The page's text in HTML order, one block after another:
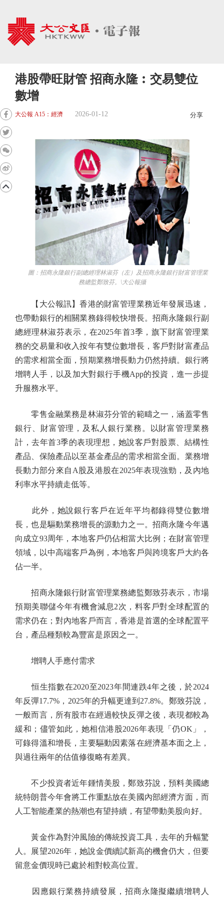
港股帶旺財管 招商永隆︰交易雙位
數增
大公報 A15：經濟 2026-01-12 分享
圖：招商永隆銀行副總經理林淑芬（左）及招商永隆銀行財富管理業
務總監鄭致芬。\大公報攝
【大公報訊】香港的財富管理業務近年發展迅速，
也帶動銀行的相關業務錄得較快增長。招商永隆銀行副
總經理林淑芬表示，在2025年首3季，旗下財富管理業
務的交易量和收入按年有雙位數增長，客戶對財富產品
的需求相當全面，預期業務增長動力仍然持續。銀行將
增聘人手，以及加大對銀行手機App的投資，進一步提
升服務水平。
零售金融業務是林淑芬分管的範疇之一，涵蓋零售
銀行、財富管理，及私人銀行業務。以財富管理業務
計，去年首3季的表現理想，她說客戶對股票、結構性
產品、保險產品以至基金產品的需求相當全面。業務增
長動力部分來自A股及港股在2025年表現強勁，及內地
利率水平持續走低等。
此外，她說銀行客戶在近年平均都錄得雙位數增
長，也是驅動業務增長的源動力之一。招商永隆今年邁
向成立93周年，本地客戶仍佔相當大比例；在財富管理
領域，以中高端客戶為例，本地客戶與跨境客戶大約各
佔一半。
招商永隆銀行財富管理業務總監鄭致芬表示，市場
預期美聯儲今年有機會減息2次，料客戶對全球配置的
需求仍在；對內地客戶而言，香港是首選的全球配置平
台，產品種類較為豐富是原因之一。
增聘人手應付需求
恒生指數在2020至2023年間連跌4年之後，於2024
年反彈17.7%，2025年的升幅更達到27.8%。鄭致芬說，
一般而言，所有股市在經過較快反彈之後，表現都較為
緩和；儘管如此，她相信港股2026年表現「仍OK」，
可錄得溫和增長，主要驅動因素落在經濟基本面之上，
與過往兩年的估值修復略有差異。
不少投資者近年鍾情美股，鄭致芬說，預料美國總
統特朗普今年會將工作重點放在美國內部經濟方面，而
人工智能產業的熱潮也有望持續，有望帶動美股向好。
黃金作為對沖風險的傳統投資工具，去年的升幅驚
人。展望2026年，她說金價續試新高的機會仍大，但要
留意金價現時已處於相對較高位置。
因應銀行業務持續發展，招商永隆擬繼續增聘人